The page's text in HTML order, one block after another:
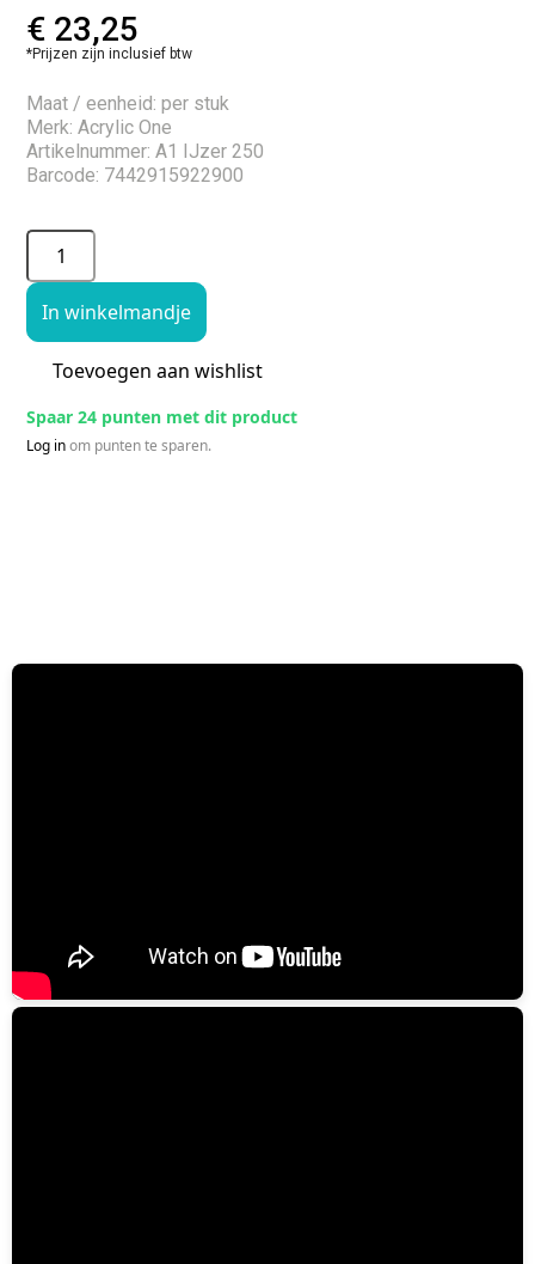
€ 23,25
*Prijzen zijn inclusief btw
Maat / eenheid: per stuk
Merk: Acrylic One
Artikelnummer: A1 IJzer 250
Barcode: 7442915922900
In winkelmandje
Toevoegen aan wishlist
Spaar 24 punten met dit product
Log inom punten te sparen.